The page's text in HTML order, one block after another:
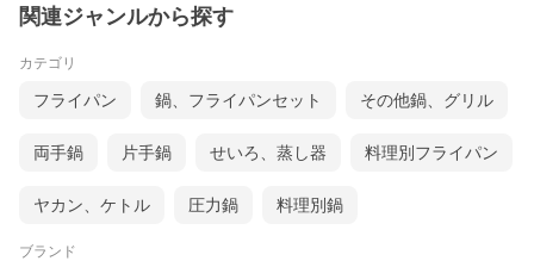
関連ジャンルから探す
カテゴリ
フライパン 鍋、フライパンセット その他鍋、グリル
両手鍋 片手鍋 せいろ、蒸し器 料理別フライパン
ヤカン、ケトル 圧力鍋 料理別鍋
ブランド